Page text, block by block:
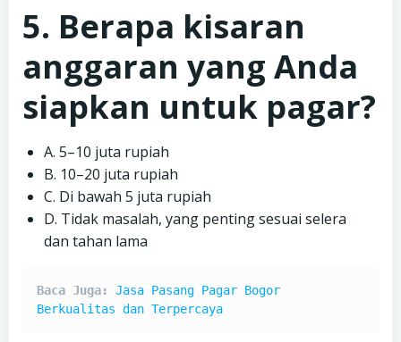
5. Berapa kisaran
anggaran yang Anda
siapkan untuk pagar?
A. 5–10 juta rupiah
B. 10–20 juta rupiah
C. Di bawah 5 juta rupiah
D. Tidak masalah, yang penting sesuai selera
dan tahan lama
Baca Juga: Jasa Pasang Pagar Bogor
Berkualitas dan Terpercaya